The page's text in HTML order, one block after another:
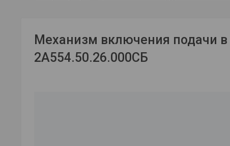
Механизм включения подачи в
2А554.50.26.000СБ